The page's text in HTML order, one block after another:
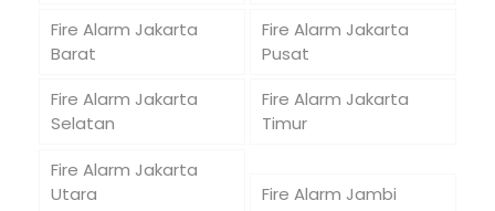
Fire Alarm Jakarta
Barat
Fire Alarm Jakarta
Pusat
Fire Alarm Jakarta
Selatan
Fire Alarm Jakarta
Timur
Fire Alarm Jakarta
Utara
Fire Alarm Jambi